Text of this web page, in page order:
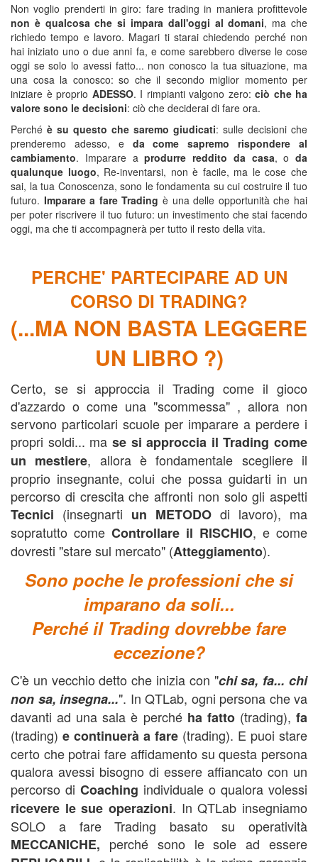
Non voglio prenderti in giro: fare trading in maniera profittevole
non è qualcosa che si impara dall'oggi al domani, ma che
richiedo tempo e lavoro. Magari ti starai chiedendo perché non
hai iniziato uno o due anni fa, e come sarebbero diverse le cose
oggi se solo lo avessi fatto... non conosco la tua situazione, ma
una cosa la conosco: so che il secondo miglior momento per
iniziare è proprio ADESSO. I rimpianti valgono zero: ciò che ha
valore sono le decisioni: ciò che deciderai di fare ora.
Perché è su questo che saremo giudicati: sulle decisioni che
prenderemo adesso, e da come sapremo rispondere al
cambiamento. Imparare a produrre reddito da casa, o da
qualunque luogo, Re-inventarsi, non è facile, ma le cose che
sai, la tua Conoscenza, sono le fondamenta su cui costruire il tuo
futuro. Imparare a fare Tradingè una delle opportunità che hai
per poter riscrivere il tuo futuro: un investimento che stai facendo
oggi, ma che ti accompagnerà per tutto il resto della vita.
PERCHE' PARTECIPARE AD UN
CORSO DI TRADING?
(...MA NON BASTA LEGGERE
UN LIBRO ?)
Certo, se si approccia il Trading come il gioco
d'azzardo o come una "scommessa" , allora non
servono particolari scuole per imparare a perdere i
propri soldi... ma se si approccia il Trading come
un mestiere, allora è fondamentale scegliere il
proprio insegnante, colui che possa guidarti in un
percorso di crescita che affronti non solo gli aspetti
Tecnici (insegnarti un METODO di lavoro), ma
sopratutto come Controllare il RISCHIO, e come
dovresti "stare sul mercato" (Atteggiamento).
Sono poche le professioni che si
imparano da soli...
Perché il Trading dovrebbe fare
eccezione?
C'è un vecchio detto che inizia con "chi sa, fa... chi
non sa, insegna...". In QTLab, ogni persona che va
davanti ad una sala è perché ha fatto(trading), fa
(trading) e continuerà a fare (trading). E puoi stare
certo che potrai fare affidamento su questa persona
qualora avessi bisogno di essere affiancato con un
percorso di Coaching individuale o qualora volessi
ricevere le sue operazioni. In QTLab insegniamo
SOLO a fare Trading basato su operatività
MECCANICHE, perché sono le sole ad essere